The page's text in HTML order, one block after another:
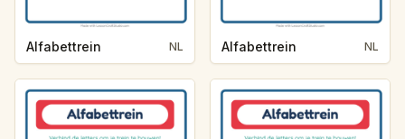
Alfabettrein NL Alfabettrein NL